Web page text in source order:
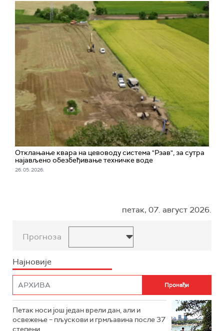
Отклањање квара на цевоводу система "Рзав", за сутра
најављено обезбеђивање техничке воде
26. 05. 2026.
петак, 07. август 2026.
Прогноза
Најновије
Петак носи још један врели дан, али и
освежење – пљускови и грмљавина после 37
степени